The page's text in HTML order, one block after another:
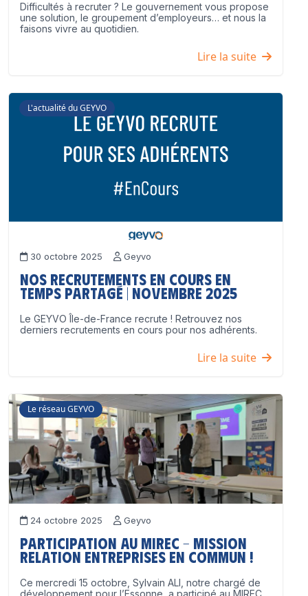
Difficultés à recruter ? Le gouvernement vous propose
une solution, le groupement d’employeurs… et nous la
faisons vivre au quotidien.
Lire la suite
L'actualité du GEYVO
30 octobre 2025 Geyvo
Nos recrutements en cours en
temps partagé | Novembre 2025
Le GEYVO Île-de-France recrute ! Retrouvez nos
derniers recrutements en cours pour nos adhérents.
Lire la suite
Le réseau GEYVO
24 octobre 2025 Geyvo
Participation au MIREC – Mission
Relation Entreprises en Commun !
Ce mercredi 15 octobre, Sylvain ALI, notre chargé de
développement pour l’Essonne, a participé au MIREC